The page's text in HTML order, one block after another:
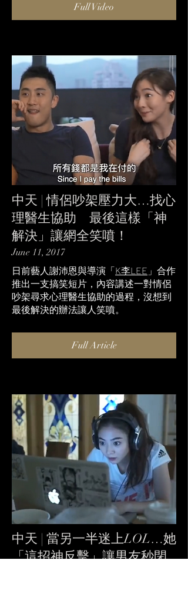
Full Video
中天 | 情侶吵架壓力大…找心
理醫生協助 最後這樣「神
解決」讓網全笑噴！
June 11, 2017
日前藝人謝沛恩與導演「K李LEE 」合作
推出一支搞笑短片，內容講述一對情侶
吵架尋求心理醫生協助的過程，沒想到
最後解決的辦法讓人笑噴。
Full Article
中天 | 當另一半迷上LOL…她
「這招神反擊」讓男友秒閉